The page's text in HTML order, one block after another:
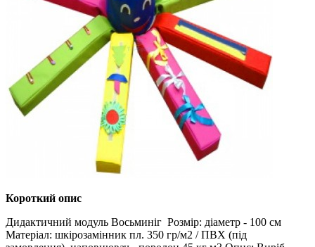
Короткий опис
Дидактичний модуль Восьминіг Розмір: діаметр - 100 см
Матеріал: шкірозамінник пл. 350 гр/м2 / ПВХ (під